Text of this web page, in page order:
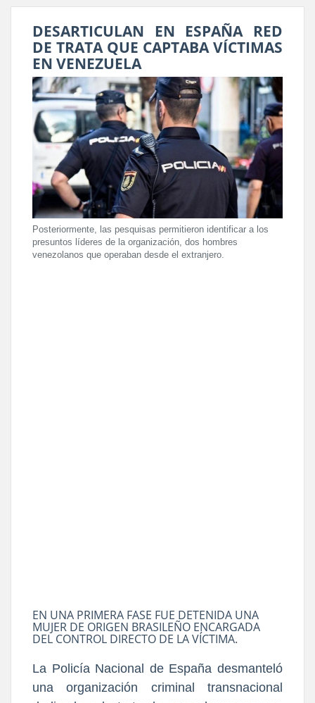
DESARTICULAN EN ESPAÑA RED
DE TRATA QUE CAPTABA VÍCTIMAS
EN VENEZUELA
Posteriormente, las pesquisas permitieron identificar a los
presuntos líderes de la organización, dos hombres
venezolanos que operaban desde el extranjero.
EN UNA PRIMERA FASE FUE DETENIDA UNA
MUJER DE ORIGEN BRASILEÑO ENCARGADA
DEL CONTROL DIRECTO DE LA VÍCTIMA.
La Policía Nacional de España desmanteló
una organización criminal transnacional